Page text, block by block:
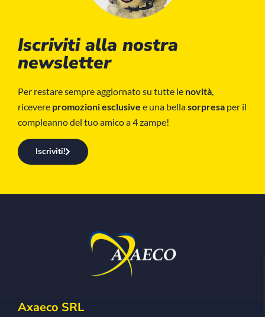
Iscriviti alla nostra
newsletter
Per restare sempre aggiornato su tutte le novità,
ricevere promozioni esclusive e una bellasorpresa per il
compleanno del tuo amico a 4 zampe!
Iscriviti!
Axaeco SRL